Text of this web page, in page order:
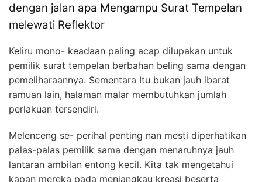
dengan jalan apa Mengampu Surat Tempelan
melewati Reflektor
Keliru mono- keadaan paling acap dilupakan untuk
pemilik surat tempelan berbahan beling sama dengan
pemeliharaannya. Sementara Itu bukan jauh ibarat
ramuan lain, halaman malar membutuhkan jumlah
perlakuan tersendiri.
Melenceng se- perihal penting nan mesti diperhatikan
palas-palas pemilik sama dengan menaruhnya jauh
lantaran ambilan entong kecil. Kita tak mengetahui
kapan mereka pada menjangkau kreasi beserta